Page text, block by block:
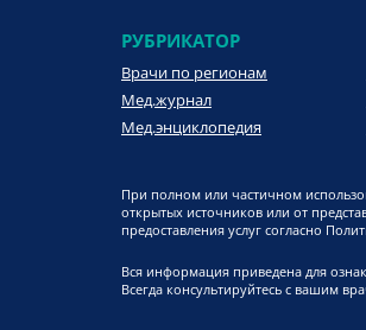
РУБРИКАТОР
Врачи по регионам
Мед.журнал
Мед.энциклопедия
При полном или частичном
открытых источников или от
предоставления услуг согласно
Вся информация приведена для
Всегда консультируйтесь с вашим